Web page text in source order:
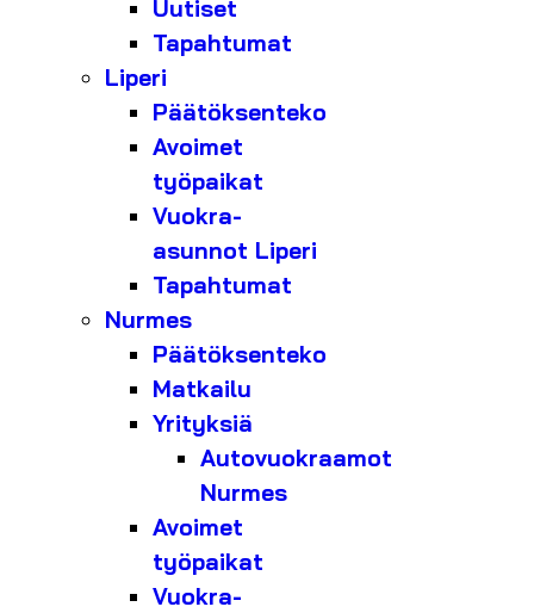
Uutiset
Tapahtumat
Liperi
Päätöksenteko
Avoimet
työpaikat
Vuokra-
asunnot Liperi
Tapahtumat
Nurmes
Päätöksenteko
Matkailu
Yrityksiä
Autovuokraamot
Nurmes
Avoimet
työpaikat
Vuokra-